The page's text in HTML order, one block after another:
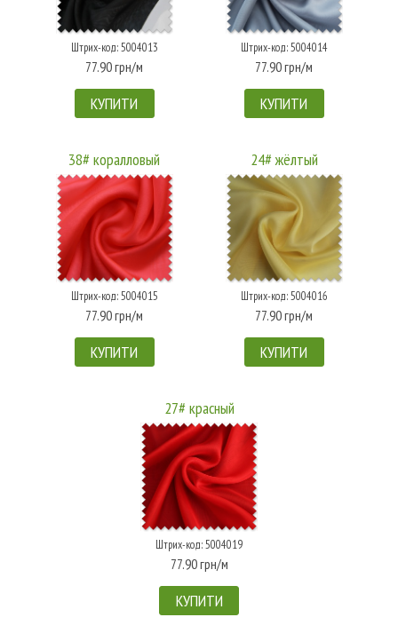
Штрих-код: 5004013
77.90 грн/м
КУПИТИ
Штрих-код: 5004014
77.90 грн/м
КУПИТИ
38# коралловый
Штрих-код: 5004015
77.90 грн/м
КУПИТИ
24# жёлтый
Штрих-код: 5004016
77.90 грн/м
КУПИТИ
27# красный
Штрих-код: 5004019
77.90 грн/м
КУПИТИ